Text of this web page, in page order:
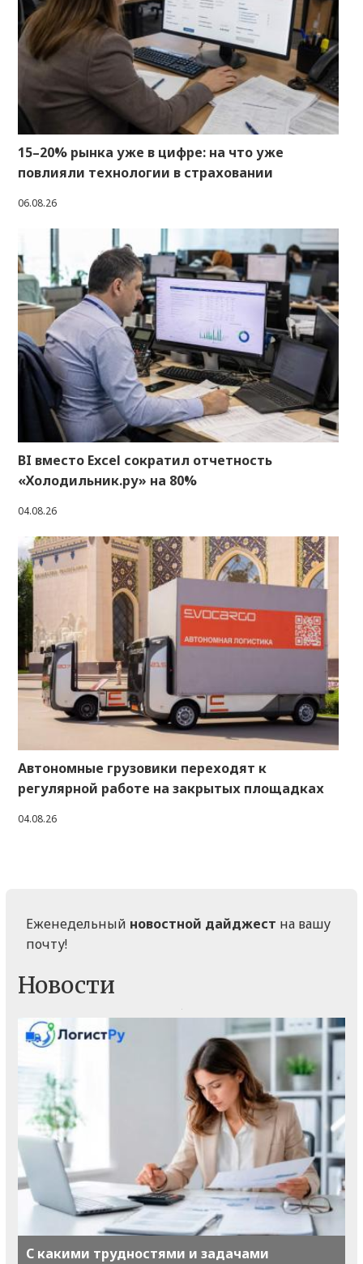
15–20% рынка уже в цифре: на что уже
повлияли технологии в страховании
06.08.26
BI вместо Excel сократил отчетность
«Холодильник.ру» на 80%
04.08.26
Автономные грузовики переходят к
регулярной работе на закрытых площадках
04.08.26
Еженедельный новостной дайджест на вашу
почту!
Новости
С какими трудностями и задачами